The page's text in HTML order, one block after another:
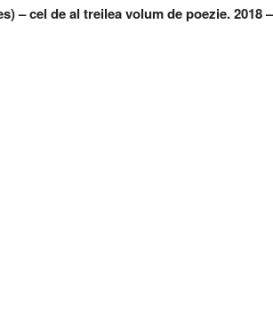
– cel de al treilea volum de poezie. 2018